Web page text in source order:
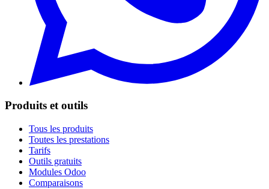
Produits et outils
Tous les produits
Toutes les prestations
Tarifs
Outils gratuits
Modules Odoo
Comparaisons